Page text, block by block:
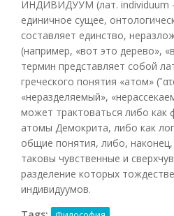
ИНДИВИДУУМ (лат.
единичное сущее,
составляет единство,
(например, «вот это дерево»,
термин представляет собой
греческого понятия «атом»
«неразделяемый»,
может трактоваться либо как
атомы Демокрита, либо как
общие понятия, либо,
таковы чувственные и
разделение которых
индивидуумов.